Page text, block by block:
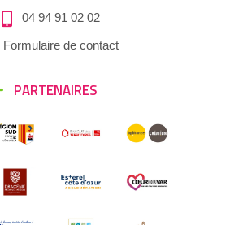
04 94 91 02 02
Formulaire de contact
PARTENAIRES